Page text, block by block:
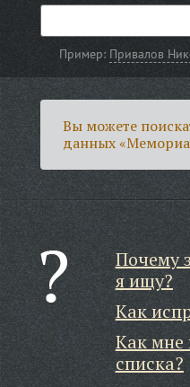
Пример: Привалов
Вы можете
данных
Почему
я ищу?
Как
Как мне
списка?